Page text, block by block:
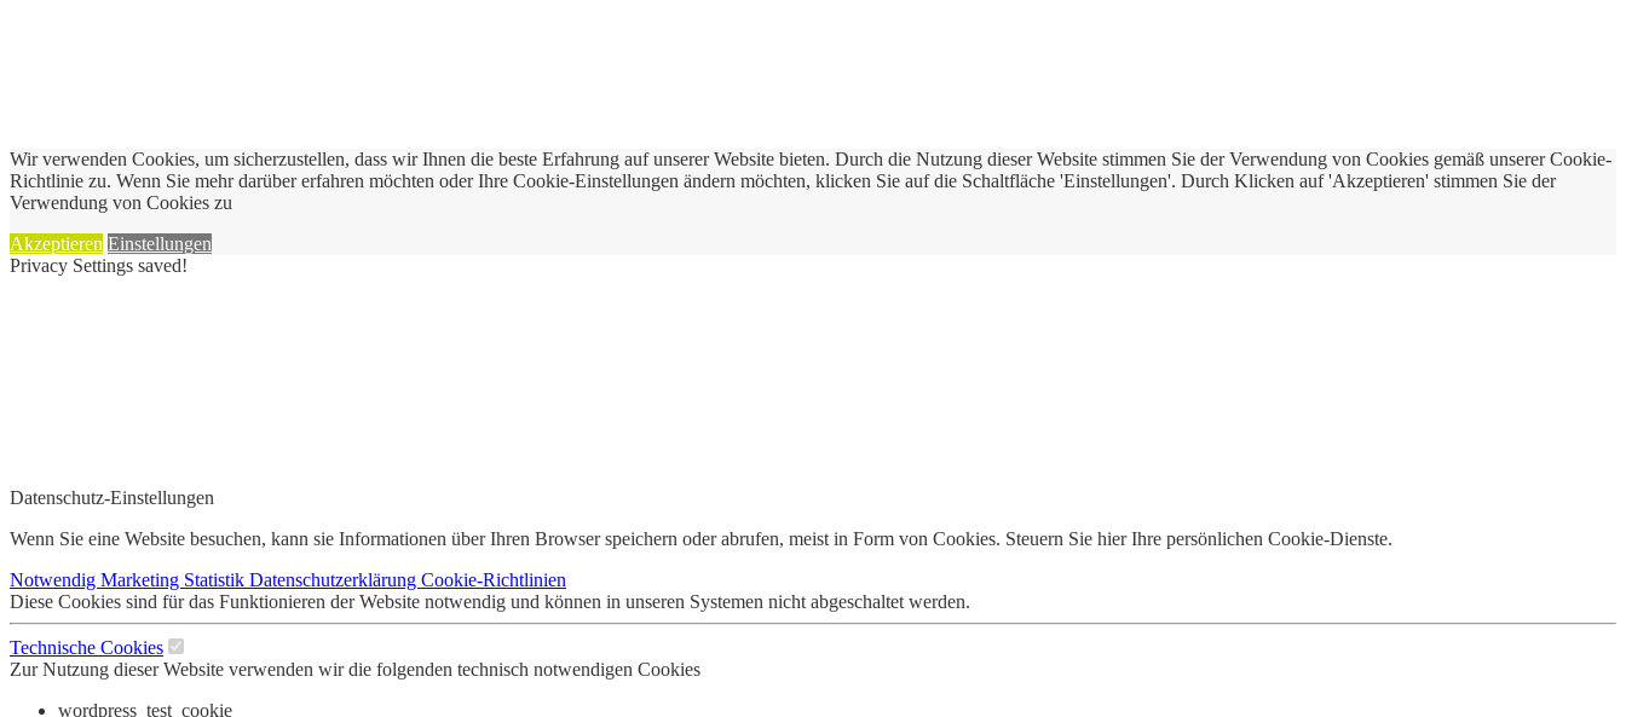
Wir verwenden Cookies, um sicherzustellen, dass wir Ihnen die beste Erfahrung auf unserer Website bieten. Durch die Nutzung dieser Website stimmen Sie der Verwendung von Cookies gemäß unserer Cookie-
Richtlinie zu. Wenn Sie mehr darüber erfahren möchten oder Ihre Cookie-Einstellungen ändern möchten, klicken Sie auf die Schaltfläche 'Einstellungen'. Durch Klicken auf 'Akzeptieren' stimmen Sie der
Verwendung von Cookies zu
Akzeptieren Einstellungen
Privacy Settings saved!
Datenschutz-Einstellungen
Wenn Sie eine Website besuchen, kann sie Informationen über Ihren Browser speichern oder abrufen, meist in Form von Cookies. Steuern Sie hier Ihre persönlichen Cookie-Dienste.
Notwendig Marketing Statistik Datenschutzerklärung Cookie-Richtlinien
Diese Cookies sind für das Funktionieren der Website notwendig und können in unseren Systemen nicht abgeschaltet werden.
Technische Cookies
Zur Nutzung dieser Website verwenden wir die folgenden technisch notwendigen Cookies
wordpress_test_cookie